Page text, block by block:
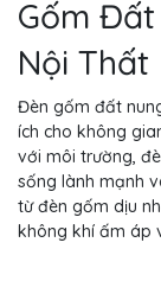
Gốm
Nội Thất
Đèn gốm đất
ích cho không
với môi trường,
sống lành mạnh
từ đèn gốm dịu
không khí ấm áp